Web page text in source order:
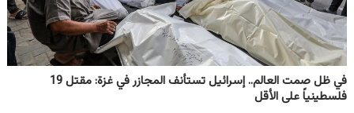
في ظل صمت العالم.. إسرائيل تستأنف المجازر في غزة: مقتل 19
فلسطينياً على الأقل